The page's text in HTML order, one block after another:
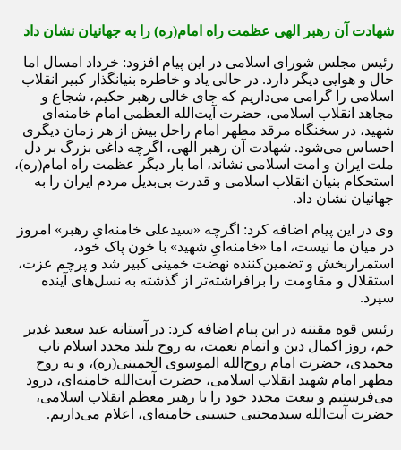
شهادت آن رهبر الهی عظمت راه امام(ره) را به جهانیان نشان داد
رئیس مجلس شورای اسلامی در این پیام افزود: خرداد امسال اما
حال و هوایی دیگر دارد. در حالی یاد و خاطره بنیانگذار کبیر انقلاب
اسلامی را گرامی می‌داریم که جای خالی رهبر حکیم، شجاع و
مجاهد انقلاب اسلامی، حضرت آیت‌الله العظمی امام خامنه‌ای
شهید، در سخنگاه مرقد مطهر امام راحل بیش از هر زمان دیگری
احساس می‌شود. شهادت آن رهبر الهی، اگرچه داغی بزرگ بر دل
ملت ایران و امت اسلامی نشاند، اما بار دیگر عظمت راه امام(ره)،
استحکام بنیان انقلاب اسلامی و قدرت بی‌بدیل مردم ایران را به
جهانیان نشان داد.
وی در این پیام اضافه کرد: اگرچه «سیدعلی خامنه‌ایِ رهبر» امروز
در میان ما نیست، اما «خامنه‌ایِ شهید» با خون پاک خود،
استمراربخش و تضمین‌کننده نهضت خمینی کبیر شد و پرچم عزت،
استقلال و مقاومت را برافراشته‌تر از گذشته به نسل‌های آینده
سپرد.
رئیس قوه مقننه در این پیام اضافه کرد: در آستانه عید سعید غدیر
خم، روز اکمال دین و اتمام نعمت، به روح بلند مجدد اسلام ناب
محمدی، حضرت امام روح‌الله الموسوی الخمینی(ره)، و به روح
مطهر امام شهید انقلاب اسلامی، حضرت آیت‌الله خامنه‌ای، درود
می‌فرستیم و بیعت مجدد خود را با رهبر معظم انقلاب اسلامی،
حضرت آیت‌الله سیدمجتبی حسینی خامنه‌ای، اعلام می‌داریم.